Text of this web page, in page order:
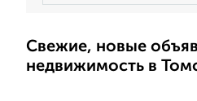
Свежие, новые
недвижимость в